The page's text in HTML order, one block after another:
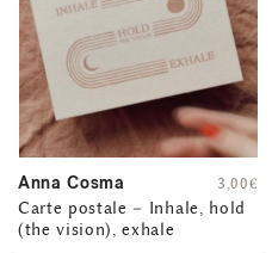
Anna Cosma
Carte postale – Inhale, hold
(the vision), exhale
3,00€